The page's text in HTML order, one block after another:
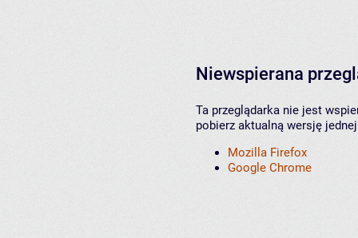
Niewspierana
Ta przeglądarka nie jest
pobierz aktualną wersję
Mozilla Firefox
Google Chrome